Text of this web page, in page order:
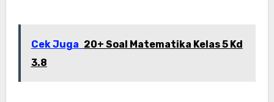
Cek Juga 20+ Soal Matematika Kelas 5 Kd
3.8